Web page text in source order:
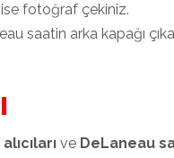
fotoğraf çekiniz.
saatin arka kapağı
ve DeLaneau